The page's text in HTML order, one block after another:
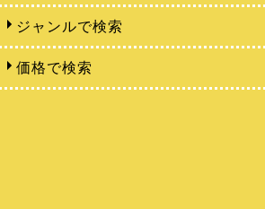
ジャンルで検索
価格で検索